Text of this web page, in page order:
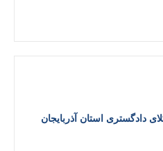
دادگستری استان آذربایجان